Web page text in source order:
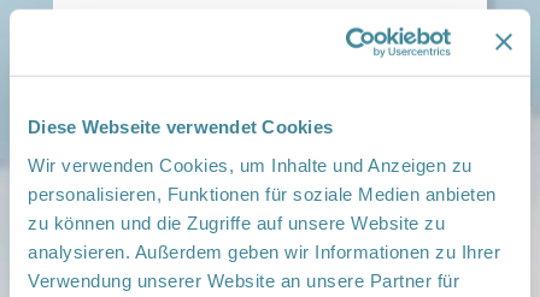
Diese Webseite verwendet Cookies
Wir verwenden Cookies, um Inhalte und Anzeigen zu
personalisieren, Funktionen für soziale Medien anbieten
zu können und die Zugriffe auf unsere Website zu
analysieren. Außerdem geben wir Informationen zu Ihrer
Verwendung unserer Website an unsere Partner für
Zwergentreff 2026_Jan-
Veranstaltungsort:
Treffpunkt Werder, Plantagenplatz 11, 14542
Werder
› auf Google Maps anzeigen
teilen